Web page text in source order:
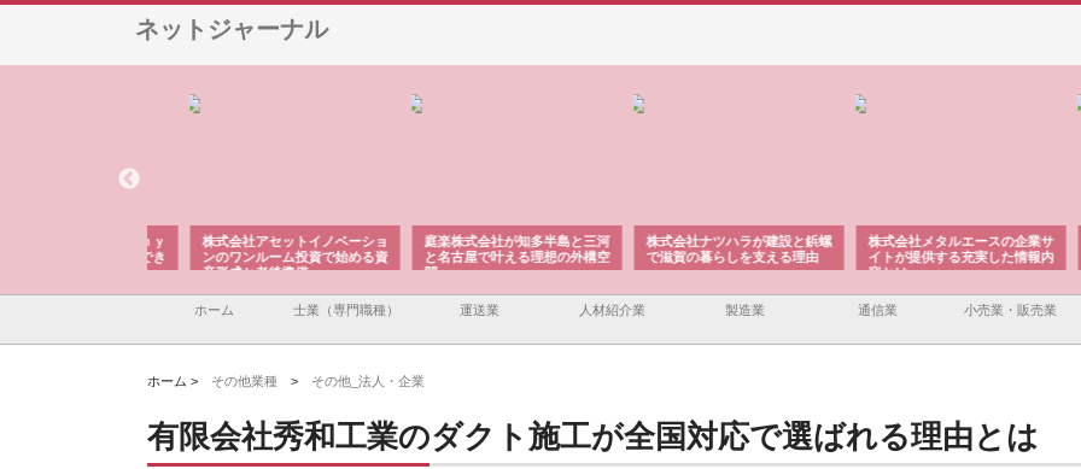
ネットジャーナル
株式会社アセットイノベーショ
ンのワンルーム投資で始める資
産形成と老後準備
庭楽株式会社が知多半島と三河
と名古屋で叶える理想の外構空
間
株式会社ナツハラが建設と鋲螺
で滋賀の暮らしを支える理由
株式会社メタルエースの企業サ
イトが提供する充実した情報内
容とは
株
み
ホーム 士業（専門職種） 運送業 人材紹介業 製造業 通信業 小売業・販売業
ホーム > その他業種 > その他_法人・企業
有限会社秀和工業のダクト施工が全国対応で選ばれる理由とは